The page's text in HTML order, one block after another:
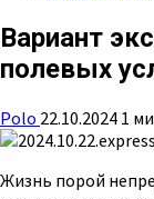
Вариант
полевых
Polo 22.10.2024 1
Жизнь порой